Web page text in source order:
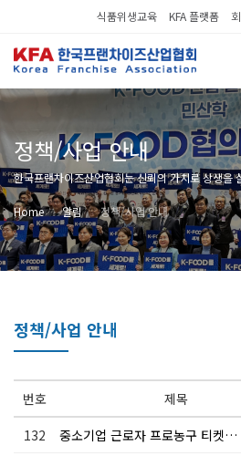
식품위생교육 KFA 플랫폼
정책/사업 안내
한국프랜차이즈산업협회는 신뢰의 가치로 상생을
Home 알림 정책/사업 안내
정책/사업 안내
번호 제목
132
중소기업 근로자 프로농구 티켓할인 및 신청안내